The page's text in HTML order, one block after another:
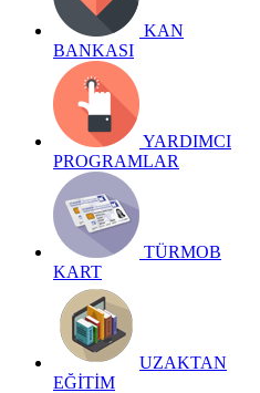
KAN
BANKASI
YARDIMCI
PROGRAMLAR
TÜRMOB
KART
UZAKTAN
EĞİTİM